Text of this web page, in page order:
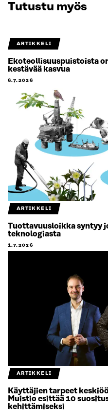
Tutustu myös
ARTIKKELI
Ekoteollisuuspuistoista
kestävää kasvua
6.7.2026
ARTIKKELI
Tuottavuusloikka syntyy
teknologiasta
1.7.2026
ARTIKKELI
Käyttäjien tarpeet
Muistio esittää 10
kehittämiseksi